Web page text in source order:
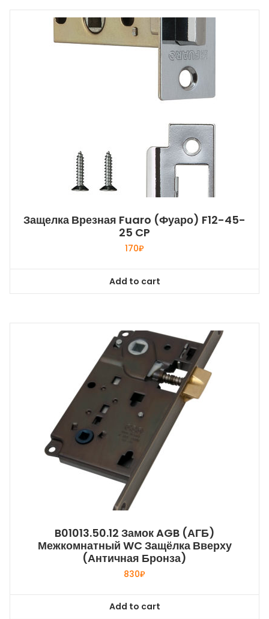
Защелка Врезная Fuaro (Фуаро) F12-45-
25 CP
170₽
Add to cart
B01013.50.12 Замок AGB (АГБ)
Межкомнатный WC Защёлка Вверху
(античная Бронза)
830₽
Add to cart